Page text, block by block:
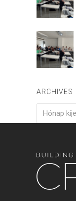
ARCHIVES
Archives
Hónap